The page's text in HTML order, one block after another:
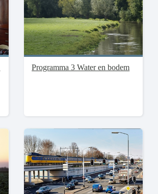
Programma 3 Water en bodem